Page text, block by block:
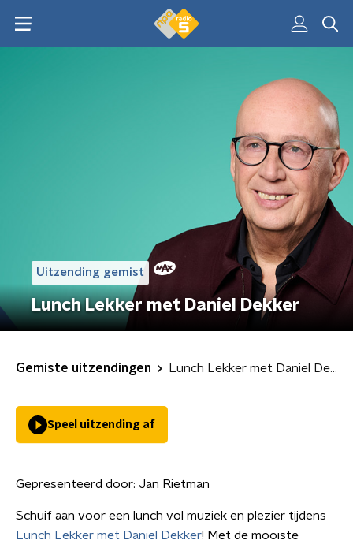
Uitzending gemist
Lunch Lekker met Daniel Dekker
Gemiste uitzendingen Lunch Lekker met Daniel Dekker
Speel uitzending af
Gepresenteerd door: Jan Rietman
Schuif aan voor een lunch vol muziek en plezier tijdens
Lunch Lekker met Daniel Dekker! Met de mooiste